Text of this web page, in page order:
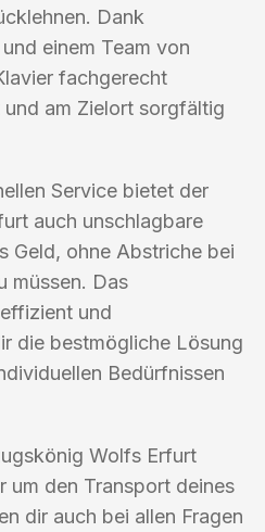
Dank
einem Team von
fachgerecht
am Zielort sorgfältig
Service bietet der
auch unschlagbare
Geld, ohne Abstriche bei
müssen. Das
und
die bestmögliche Lösung
Bedürfnissen
Wolfs Erfurt
um den Transport deines
dir auch bei allen Fragen